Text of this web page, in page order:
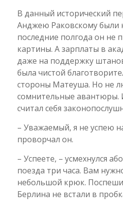
В данный исторический
Анджею Раковскому были
последние полгода он не
картины. А зарплаты в
даже на поддержку
была чистой
стороны Матеуша. Но не
сомнительные авантюры.
считал себя
– Уважаемый, я не успею
проворчал он.
– Успеете, – усмехнулся
поезда три часа. Вам
небольшой крюк.
Берлина не встали в